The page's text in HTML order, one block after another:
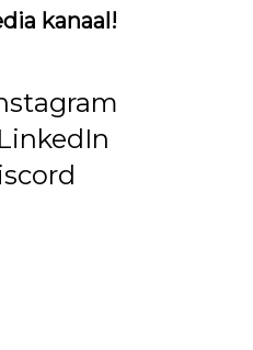
kanaal!
LinkedIn